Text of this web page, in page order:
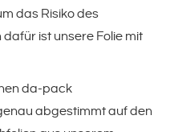
das Risiko des
ist unsere Folie mit
da-pack
abgestimmt auf den